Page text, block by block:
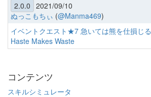
2.0.0 2021/09/10
ぬっこもちぃ (@Manma469)
イベントクエスト★7 急いては熊を仕損じる
Haste Makes Waste
コンテンツ
スキルシミュレータ